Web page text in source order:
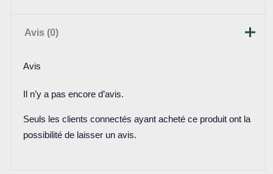
Avis (0)
Avis
Il n’y a pas encore d’avis.
Seuls les clients connectés ayant acheté ce produit ont la
possibilité de laisser un avis.